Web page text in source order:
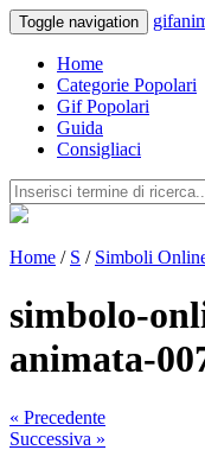
Toggle navigation
Home
Categorie Popolari
Gif Popolari
Guida
Consigliaci
Home / S / Simboli
simbolo-
animata-
« Precedente
Successiva »